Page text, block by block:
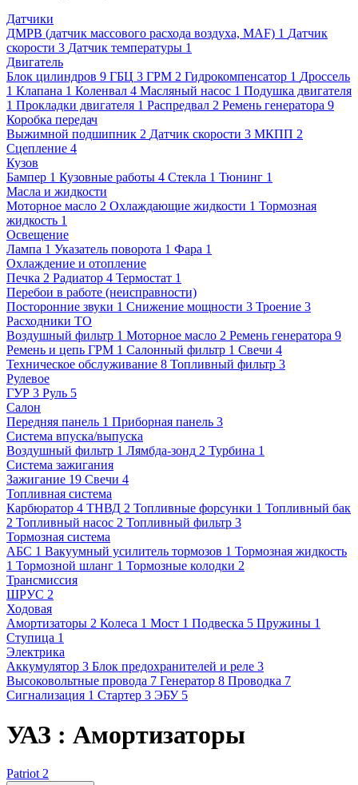
Датчики
ДМРВ (датчик массового расхода воздуха, MAF) 1 Датчик
скорости 3 Датчик температуры 1
Двигатель
Блок цилиндров 9 ГБЦ 3 ГРМ 2 Гидрокомпенсатор 1 Дроссель
1 Клапана 1 Коленвал 4 Масляный насос 1 Подушка двигателя
1 Прокладки двигателя 1 Распредвал 2 Ремень генератора 9
Коробка передач
Выжимной подшипник 2 Датчик скорости 3 МКПП 2
Сцепление 4
Кузов
Бампер 1 Кузовные работы 4 Стекла 1 Тюнинг 1
Масла и жидкости
Моторное масло 2 Охлаждающие жидкости 1 Тормозная
жидкость 1
Освещение
Лампа 1 Указатель поворота 1 Фара 1
Охлаждение и отопление
Печка 2 Радиатор 4 Термостат 1
Перебои в работе (неисправности)
Посторонние звуки 1 Снижение мощности 3 Троение 3
Расходники ТО
Воздушный фильтр 1 Моторное масло 2 Ремень генератора 9
Ремень и цепь ГРМ 1 Салонный фильтр 1 Свечи 4
Техническое обслуживание 8 Топливный фильтр 3
Рулевое
ГУР 3 Руль 5
Салон
Передняя панель 1 Приборная панель 3
Система впуска/выпуска
Воздушный фильтр 1 Лямбда-зонд 2 Турбина 1
Система зажигания
Зажигание 19 Свечи 4
Топливная система
Карбюратор 4 ТНВД 2 Топливные форсунки 1 Топливный бак
2 Топливный насос 2 Топливный фильтр 3
Тормозная система
АБС 1 Вакуумный усилитель тормозов 1 Тормозная жидкость
1 Тормозной шланг 1 Тормозные колодки 2
Трансмиссия
ШРУС 2
Ходовая
Амортизаторы 2 Колеса 1 Мост 1 Подвеска 5 Пружины 1
Ступица 1
Электрика
Аккумулятор 3 Блок предохранителей и реле 3
Высоковольтные провода 7 Генератор 8 Проводка 7
Сигнализация 1 Стартер 3 ЭБУ 5
УАЗ : Амортизаторы
Patriot 2